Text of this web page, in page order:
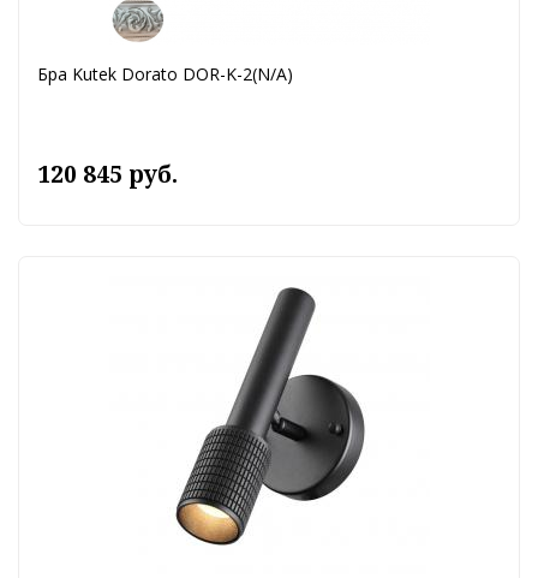
Бра Kutek Dorato DOR-K-2(N/A)
120 845 руб.